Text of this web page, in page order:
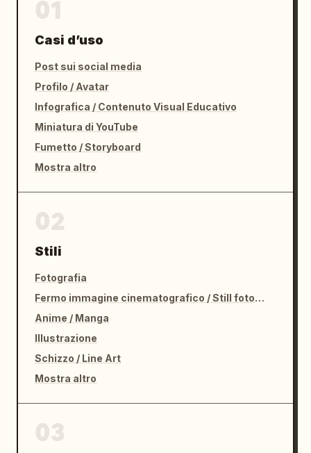
Casi d’uso
Post sui social media
Profilo / Avatar
Infografica / Contenuto Visual Educativo
Miniatura di YouTube
Fumetto / Storyboard
Mostra altro
Stili
Fotografia
Fermo immagine cinematografico / Still fotografico
Anime / Manga
Illustrazione
Schizzo / Line Art
Mostra altro